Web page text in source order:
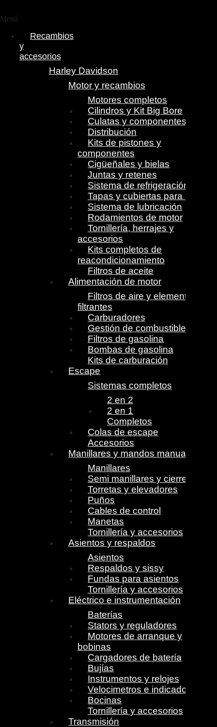
Menú
Recambios
y
accesorios
Harley Davidson
Motor y recambios
Motores completos
Cilindros y Kit Big Bore
Culatas y componentes
Distribución
Kits de pistones y
componentes
Cigüeñales y bielas
Juntas y retenes
Sistema de refrigeración
Tapas y cubiertas para motor
Sistema de lubricación
Rodamientos de motor
Tornillería, herrajes y
accesorios
Kits completos de
reacondicionamiento
Filtros de aceite
Alimentación de motor
Filtros de aire y elementos
filtrantes
Carburadores
Gestión de combustible
Filtros de gasolina
Bombas de gasolina
Kits de carburación
Escape
Sistemas completos
2 en 2
2 en 1
Completos
Colas de escape
Accesorios
Manillares y mandos manuales
Manillares
Semi manillares y cierres
Torretas y elevadores
Puños
Cables de control
Manetas
Tornillería y accesorios
Asientos y respaldos
Asientos
Respaldos y sissy
Fundas para asientos
Tornillería y accesorios
Eléctrico e instrumentación
Baterías
Stators y reguladores
Motores de arranque y
bobinas
Cargadores de batería
Bujías
Instrumentos y relojes
Velocimetros e indicadores
Bocinas
Tornillería y accesorios
Transmisión